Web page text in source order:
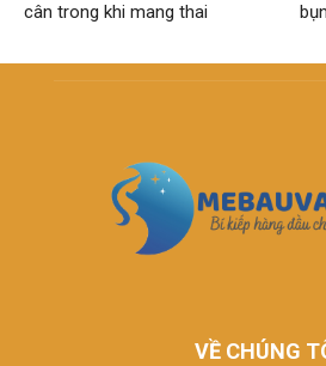
cân trong khi mang thai
VỀ CHÚNG